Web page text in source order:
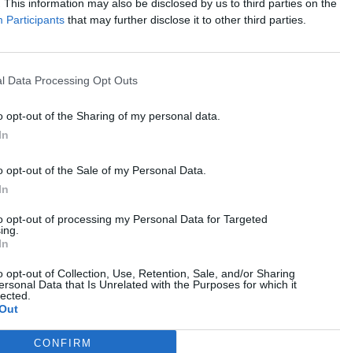
This information may also be disclosed by us to third parties on the
Participants that may further disclose it to other third parties.
Data Processing Opt Outs
opt-out of the Sharing of my personal data.
opt-out of the Sale of my Personal Data.
opt-out of processing my Personal Data for Targeted
opt-out of Collection, Use, Retention, Sale, and/or Sharing
Data that Is Unrelated with the Purposes for which it
CONFIRM
να δίνει μάχη για τη ζωή
που κλήθηκε στο 30ο Γυμνάσιο
οχιά , που εντόπισε καθηγητής το
,όταν ο καθηγητής ,
υπήρχε μια οχιά κάλεσε την
ότι θα πρέπει να ειδοποιήσει